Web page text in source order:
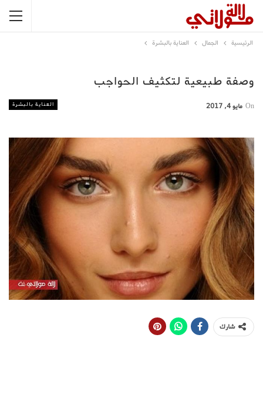
الرئيسية الجمال العناية بالبشرة
وصفة طبيعية لتكثيف الحواجب
العناية بالبشرة On مايو 4, 2017
شارك